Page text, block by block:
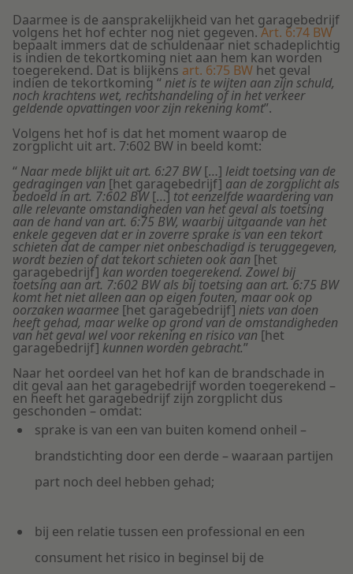
Daarmee is de aansprakelijkheid van het garagebedrijf
volgens het hof echter nog niet gegeven.Art. 6:74 BW
bepaalt immers dat de schuldenaar niet schadeplichtig
is indien de tekortkoming niet aan hem kan worden
toegerekend. Dat is blijkens art. 6:75 BW het geval
indien de tekortkoming “niet is te wijten aan zijn schuld,
noch krachtens wet, rechtshandeling of in het verkeer
geldende opvattingen voor zijn rekening komt”.
Volgens het hof is dat het moment waarop de
zorgplicht uit art. 7:602 BW in beeld komt:
“ Naar mede blijkt uit art. 6:27 BW[…] leidt toetsing van de
gedragingen van [het garagebedrijf] aan de zorgplicht als
bedoeld in art. 7:602 BW[…] tot eenzelfde waardering van
alle relevante omstandigheden van het geval als toetsing
aan de hand van art. 6:75 BW, waarbij uitgaande van het
enkele gegeven dat er in zoverre sprake is van een tekort
schieten dat de camper niet onbeschadigd is teruggegeven,
wordt bezien of dat tekort schieten ook aan [het
garagebedrijf] kan worden toegerekend. Zowel bij
toetsing aan art. 7:602 BW als bij toetsing aan art. 6:75 BW
komt het niet alleen aan op eigen fouten, maar ook op
oorzaken waarmee [het garagebedrijf] niets van doen
heeft gehad, maar welke op grond van de omstandigheden
van het geval wel voor rekening en risico van [het
garagebedrijf] kunnen worden gebracht.”
Naar het oordeel van het hof kan de brandschade in
dit geval aan het garagebedrijf worden toegerekend –
en heeft het garagebedrijf zijn zorgplicht dus
geschonden – omdat:
sprake is van een van buiten komend onheil –
brandstichting door een derde – waaraan partijen
part noch deel hebben gehad;
bij een relatie tussen een professional en een
consument het risico in beginsel bij de